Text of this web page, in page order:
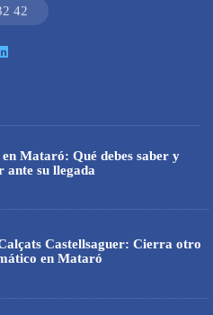
42
Mataró: Qué debes saber y
ante su llegada
Castellsaguer: Cierra otro
en Mataró